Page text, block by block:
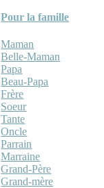
Pour la famille
Maman
Belle-Maman
Papa
Beau-Papa
Frère
Soeur
Tante
Oncle
Parrain
Marraine
Grand-Père
Grand-mère